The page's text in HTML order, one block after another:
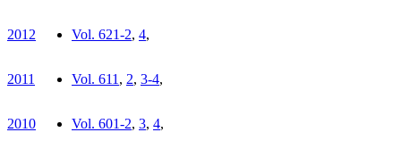
2012 Vol. 621-2, 4,
2011 Vol. 611, 2, 3-4,
2010 Vol. 601-2, 3, 4,